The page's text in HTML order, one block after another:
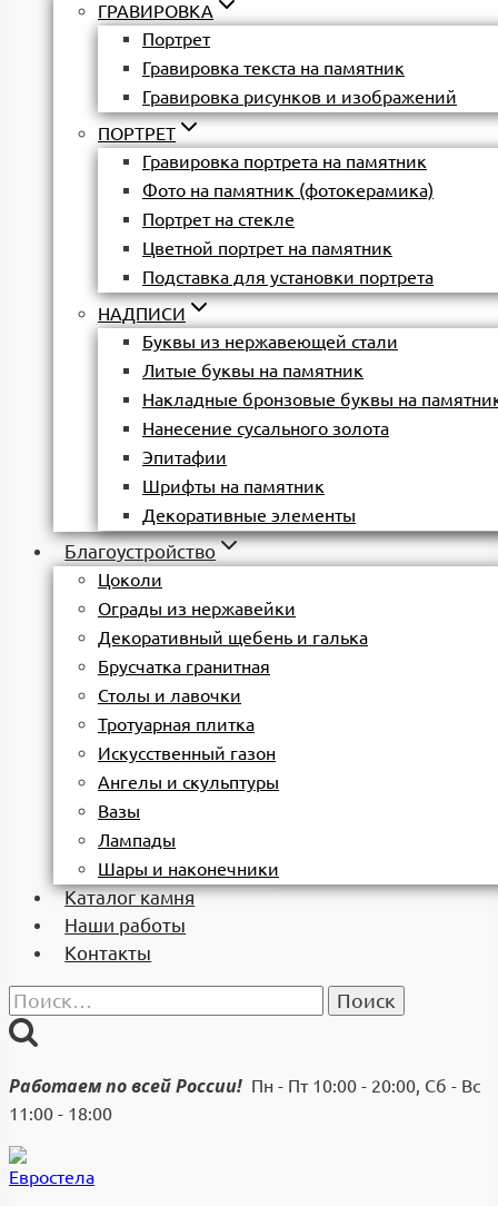
ГРАВИРОВКА
Портрет
Гравировка текста на памятник
Гравировка рисунков и изображений
ПОРТРЕТ
Гравировка портрета на памятник
Фото на памятник (фотокерамика)
Портрет на стекле
Цветной портрет на памятник
Подставка для установки портрета
НАДПИСИ
Буквы из нержавеющей стали
Литые буквы на памятник
Накладные бронзовые буквы на
Нанесение сусального золота
Эпитафии
Шрифты на памятник
Декоративные элементы
Благоустройство
Цоколи
Ограды из нержавейки
Декоративный щебень и галька
Брусчатка гранитная
Столы и лавочки
Тротуарная плитка
Искусственный газон
Ангелы и скульптуры
Вазы
Лампады
Шары и наконечники
Каталог камня
Наши работы
Контакты
Найти:
Работаем по всей России! Пн - Пт 10:00 - 20:00, Сб - Вс
11:00 - 18:00